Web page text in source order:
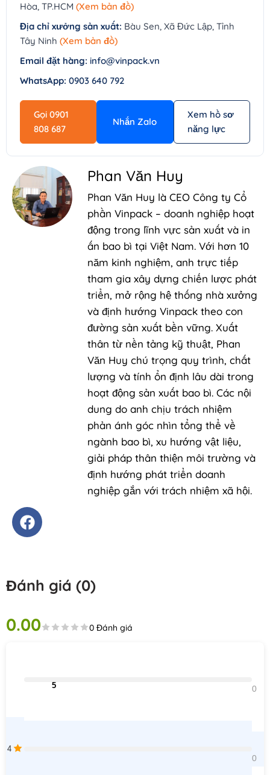
Hòa, TP.HCM (Xem bản đồ)
Địa chỉ xưởng sản xuất: Bàu Sen, Xã Đức Lập, Tỉnh
Tây Ninh (Xem bản đồ)
Email đặt hàng: info@vinpack.vn
WhatsApp: 0903 640 792
Gọi 0901
808 687
Nhắn Zalo
Xem hồ sơ
năng lực
Phan Văn Huy
Phan Văn Huy là CEO Công ty Cổ
phần Vinpack – doanh nghiệp hoạt
động trong lĩnh vực sản xuất và in
ấn bao bì tại Việt Nam. Với hơn 10
năm kinh nghiệm, anh trực tiếp
tham gia xây dựng chiến lược phát
triển, mở rộng hệ thống nhà xưởng
và định hướng Vinpack theo con
đường sản xuất bền vững. Xuất
thân từ nền tảng kỹ thuật, Phan
Văn Huy chú trọng quy trình, chất
lượng và tính ổn định lâu dài trong
hoạt động sản xuất bao bì. Các nội
dung do anh chịu trách nhiệm
phản ánh góc nhìn tổng thể về
ngành bao bì, xu hướng vật liệu,
giải pháp thân thiện môi trường và
định hướng phát triển doanh
nghiệp gắn với trách nhiệm xã hội.
Đánh giá (0)
0.00 0 Đánh giá
                                5
4